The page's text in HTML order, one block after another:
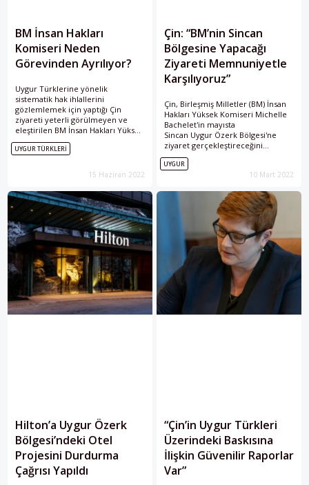
BM İnsan Hakları
Komiseri Neden
Görevinden Ayrılıyor?
Uygur Türklerine yönelik
sistematik hak ihlallerini
gözlemlemek için yaptığı Çin
ziyareti yeterli görülmeyen ve
eleştirilen BM İnsan Hakları Yüksek
Komiseri Bachelet, ikinci dönem
için aday olmayacağını açıkladı.
UYGUR TÜRKLERI
15 Haziran 2022
Çin: “BM’nin Sincan
Bölgesine Yapacağı
Ziyareti Memnuniyetle
Karşılıyoruz”
Çin, Birleşmiş Milletler (BM) İnsan
Hakları Yüksek Komiseri Michelle
Bachelet'in mayısta
Sincan Uygur Özerk Bölgesi'ne
ziyaret gerçekleştireceğini
doğruladı.
UYGUR
10 Mart 2022
Hilton’a Uygur Özerk
Bölgesi’ndeki Otel
Projesini Durdurma
Çağrısı Yapıldı
“Çin’in Uygur Türkleri
Üzerindeki Baskısına
İlişkin Güvenilir Raporlar
Var”